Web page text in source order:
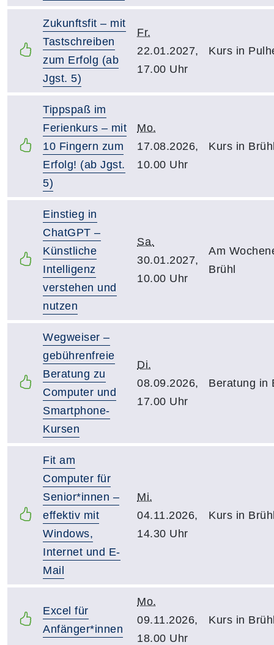
Zukunftsfit – mit
Tastschreiben
zum Erfolg (ab
Jgst. 5)
Fr.
22.01.2027,
17.00 Uhr
Kurs in
Tippspaß im
Ferienkurs – mit
10 Fingern zum
Erfolg! (ab Jgst.
5)
Mo.
17.08.2026,
10.00 Uhr
Kurs in
Einstieg in
ChatGPT –
Künstliche
Intelligenz
verstehen und
nutzen
Sa.
30.01.2027,
10.00 Uhr
Am
Brühl
Wegweiser –
gebührenfreie
Beratung zu
Computer und
Smartphone-
Kursen
Di.
08.09.2026,
17.00 Uhr
Beratung in
Fit am
Computer für
Senior*innen –
effektiv mit
Windows,
Internet und E-
Mail
Mi.
04.11.2026,
14.30 Uhr
Kurs in
Excel für
Anfänger*innen
Mo.
09.11.2026,
18.00 Uhr
Kurs in